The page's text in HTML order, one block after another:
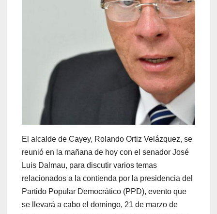
El alcalde de Cayey, Rolando Ortiz Velázquez, se
reunió en la mañana de hoy con el senador José
Luis Dalmau, para discutir varios temas
relacionados a la contienda por la presidencia del
Partido Popular Democrático (PPD), evento que
se llevará a cabo el domingo, 21 de marzo de